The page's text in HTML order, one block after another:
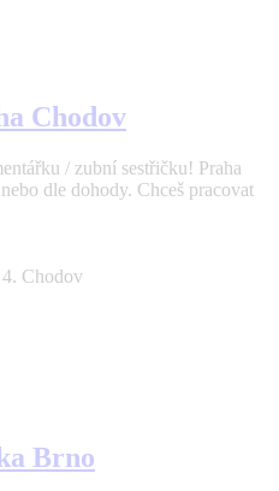
Chodov
/ zubní sestřičku! Praha
dle dohody. Chceš pracovat
Chodov
Brno